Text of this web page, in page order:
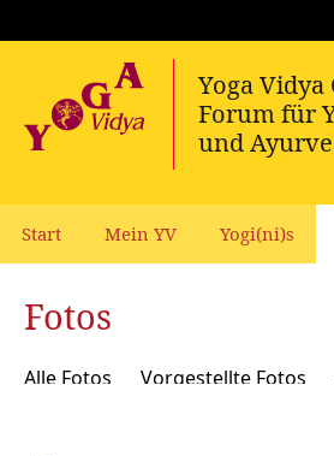
Start Mein YV Yogi(ni)s
Fotos
Alle Fotos Vorgestellte Fotos